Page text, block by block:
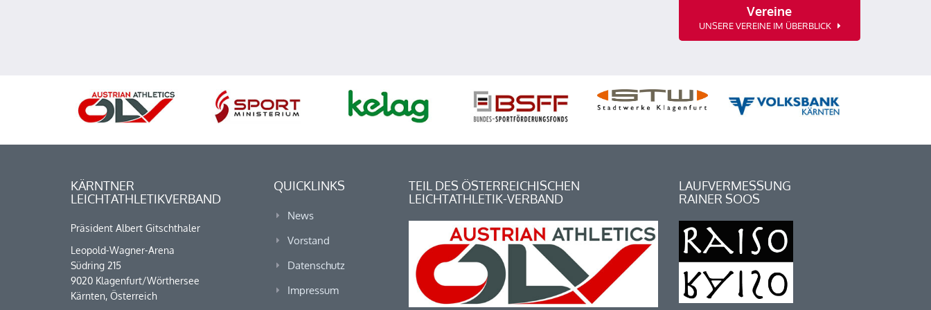
Vereine
UNSERE VEREINE IM ÜBERBLICK
KÄRNTNER
LEICHTATHLETIKVERBAND
Präsident Albert Gitschthaler
Leopold-Wagner-Arena
Südring 215
9020 Klagenfurt/Wörthersee
Kärnten, Österreich
QUICKLINKS
News
Vorstand
Datenschutz
Impressum
TEIL DES ÖSTERREICHISCHEN
LEICHTATHLETIK-VERBAND
LAUFVERMESSUNG
RAINER SOOS